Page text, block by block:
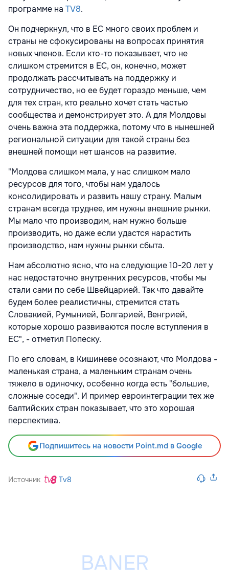
программе на TV8.
Он подчеркнул, что в ЕС много своих проблем и
страны не сфокусированы на вопросах принятия
новых членов. Если кто-то показывает, что не
слишком стремится в ЕС, он, конечно, может
продолжать рассчитывать на поддержку и
сотрудничество, но ее будет гораздо меньше, чем
для тех стран, кто реально хочет стать частью
сообщества и демонстрирует это. А для Молдовы
очень важна эта поддержка, потому что в нынешней
региональной ситуации для такой страны без
внешней помощи нет шансов на развитие.
"Молдова слишком мала, у нас слишком мало
ресурсов для того, чтобы нам удалось
консолидировать и развить нашу страну. Малым
странам всегда труднее, им нужны внешние рынки.
Мы мало что производим, нам нужно больше
производить, но даже если удастся нарастить
производство, нам нужны рынки сбыта.
Нам абсолютно ясно, что на следующие 10-20 лет у
нас недостаточно внутренних ресурсов, чтобы мы
стали сами по себе Швейцарией. Так что давайте
будем более реалистичны, стремится стать
Словакией, Румынией, Болгарией, Венгрией,
которые хорошо развиваются после вступления в
ЕС", - отметил Попеску.
По его словам, в Кишиневе осознают, что Молдова -
маленькая страна, а маленьким странам очень
тяжело в одиночку, особенно когда есть "большие,
сложные соседи". И пример евроинтеграции тех же
балтийских стран показывает, что это хорошая
перспектива.
Подпишитесь на новости Point.md в Google
Источник Tv8